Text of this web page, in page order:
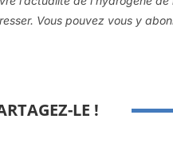
Vous pouvez vous y
LE !